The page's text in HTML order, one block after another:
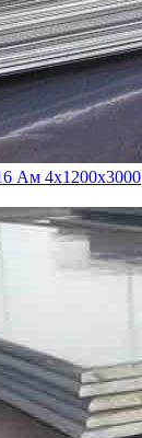
Ам 4х1200х3000